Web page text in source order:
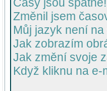
Změnil jsem
Můj jazyk není
Jak zobrazím
Jak změní svoje
Když kliknu na